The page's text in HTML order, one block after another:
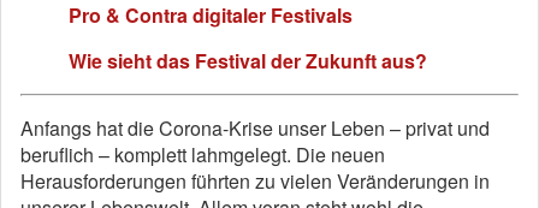
Pro & Contra digitaler Festivals
Wie sieht das Festival der Zukunft aus?
Anfangs hat die Corona-Krise unser Leben – privat und
beruflich – komplett lahmgelegt. Die neuen
Herausforderungen führten zu vielen Veränderungen in